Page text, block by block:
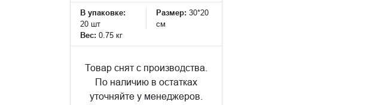
В упаковке:
20 шт
Размер: 30*20
см
Вес: 0.75 кг
Товар снят с производства.
По наличию в остатках
уточняйте у менеджеров.